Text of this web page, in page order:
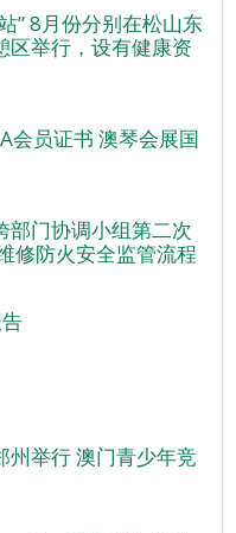
” 8月份分别在松山东
区举行，设有健康资
会员证书 澳琴会展国
部门协调小组第二次
修防火安全监管流程
州举行 澳门青少年竞